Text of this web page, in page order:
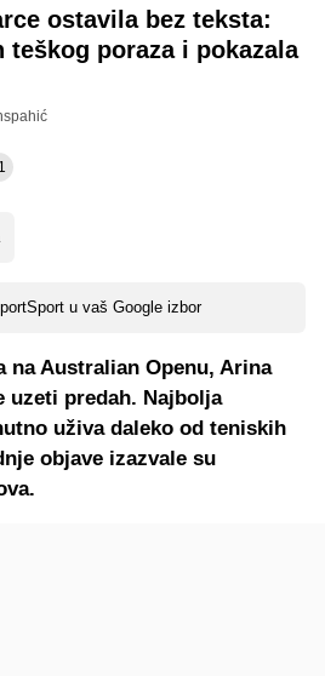
ostavila bez teksta:
teškog poraza i pokazala
1
u vaš Google izbor
na Australian Openu, Arina
uzeti predah. Najbolja
uživa daleko od teniskih
objave izazvale su